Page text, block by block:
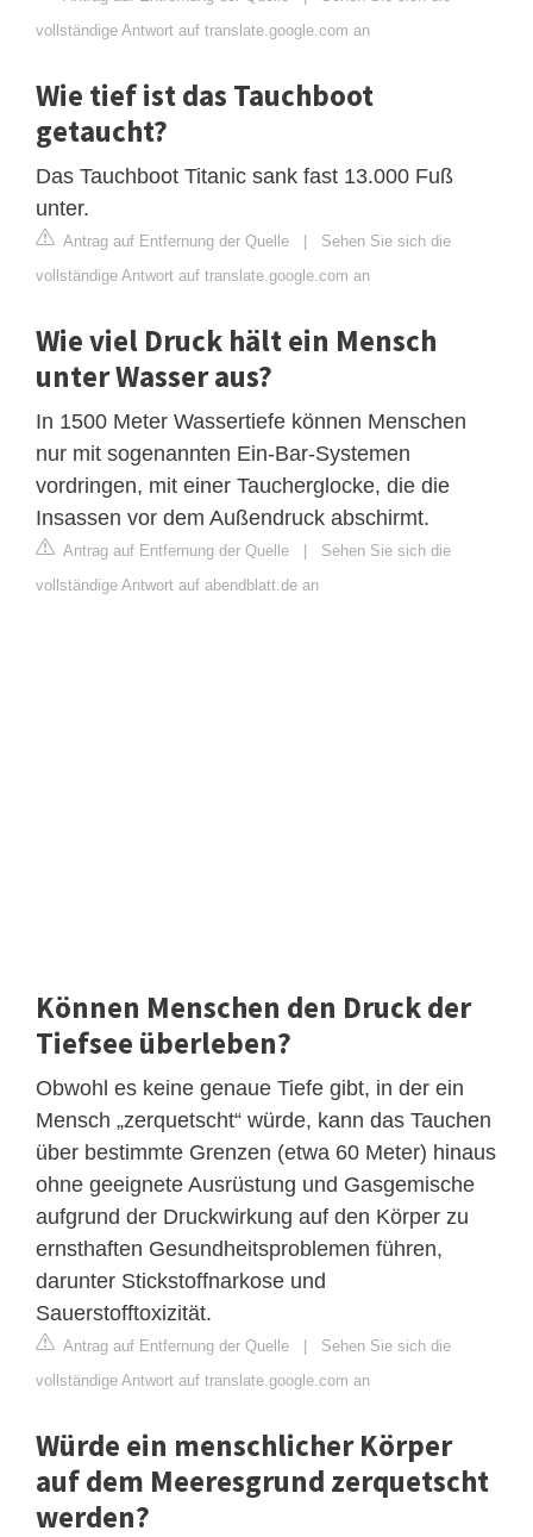
vollständige Antwort auf translate.google.com an
Wie tief ist das Tauchboot
getaucht?
Das Tauchboot Titanic sank fast 13.000 Fuß
unter.
Antrag auf Entfernung der Quelle | Sehen Sie sich die
vollständige Antwort auf translate.google.com an
Wie viel Druck hält ein Mensch
unter Wasser aus?
In 1500 Meter Wassertiefe können Menschen
nur mit sogenannten Ein-Bar-Systemen
vordringen, mit einer Taucherglocke, die die
Insassen vor dem Außendruck abschirmt.
Antrag auf Entfernung der Quelle | Sehen Sie sich die
vollständige Antwort auf abendblatt.de an
Können Menschen den Druck der
Tiefsee überleben?
Obwohl es keine genaue Tiefe gibt, in der ein
Mensch „zerquetscht“ würde, kann das Tauchen
über bestimmte Grenzen (etwa 60 Meter) hinaus
ohne geeignete Ausrüstung und Gasgemische
aufgrund der Druckwirkung auf den Körper zu
ernsthaften Gesundheitsproblemen führen,
darunter Stickstoffnarkose und
Sauerstofftoxizität.
Antrag auf Entfernung der Quelle | Sehen Sie sich die
vollständige Antwort auf translate.google.com an
Würde ein menschlicher Körper
auf dem Meeresgrund zerquetscht
werden?